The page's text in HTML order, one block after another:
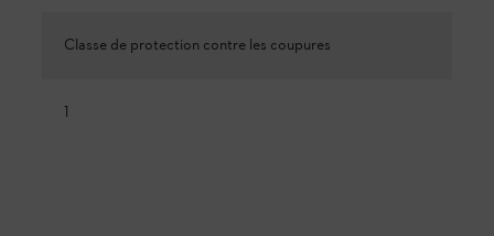
Classe de protection contre les coupures
1